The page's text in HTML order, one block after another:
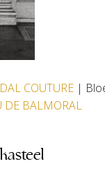
COUTURE |
DE BALMORAL